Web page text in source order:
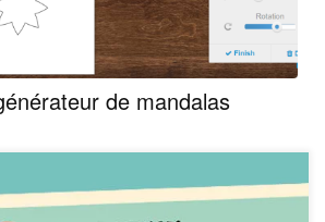
de mandalas